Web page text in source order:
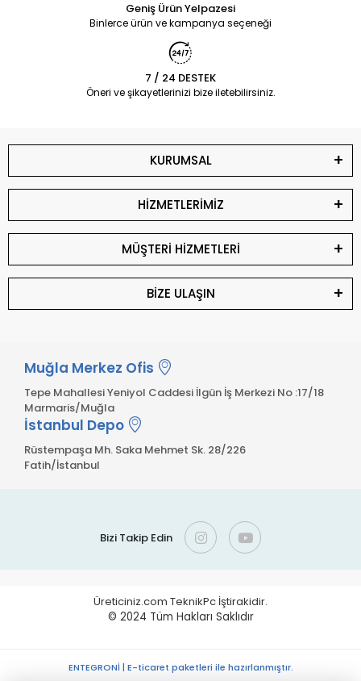
Geniş Ürün Yelpazesi
Binlerce ürün ve kampanya seçeneği
7 / 24 DESTEK
Öneri ve şikayetlerinizi bize iletebilirsiniz.
KURUMSAL
HİZMETLERİMİZ
MÜŞTERİ HİZMETLERİ
BİZE ULAŞIN
Muğla Merkez Ofis
Tepe Mahallesi Yeniyol Caddesi İlgün İş Merkezi No :17/18
Marmaris/Muğla
İstanbul Depo
Rüstempaşa Mh. Saka Mehmet Sk. 28/226
Fatih/İstanbul
Bizi Takip Edin
Üreticiniz.com TeknikPc İştirakidir.
© 2024 Tüm Hakları Saklıdır
ENTEGRONİ | E-ticaret paketleri ile hazırlanmıştır.